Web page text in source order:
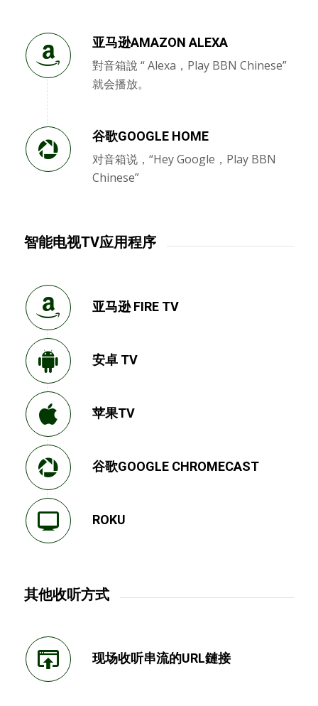
亚马逊AMAZON ALEXA
對音箱說 “ Alexa，Play BBN Chinese”
就会播放。
谷歌GOOGLE HOME
对音箱说，“Hey Google，Play BBN
Chinese”
智能电视TV应用程序
亚马逊 FIRE TV
安卓 TV
苹果TV
谷歌GOOGLE CHROMECAST
ROKU
其他收听方式
现场收听串流的URL鏈接